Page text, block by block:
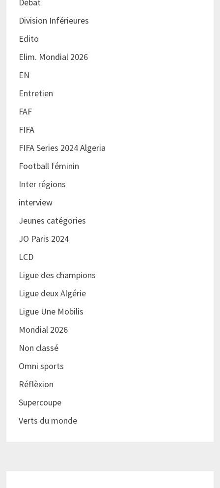
Division Inférieures
Edito
Elim. Mondial 2026
EN
Entretien
FAF
FIFA
FIFA Series 2024 Algeria
Football féminin
Inter régions
interview
Jeunes catégories
JO Paris 2024
LCD
Ligue des champions
Ligue deux Algérie
Ligue Une Mobilis
Mondial 2026
Non classé
Omni sports
Réflèxion
Supercoupe
Verts du monde